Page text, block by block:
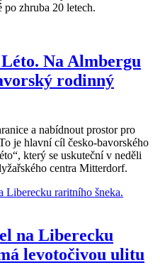
po zhruba 20 letech.
Na Almbergu
rodinný
a nabídnout prostor pro
je hlavní cíl česko-bavorského
který se uskuteční v neděli
centra Mitterdorf.
na Liberecku
levotočivou ulitu